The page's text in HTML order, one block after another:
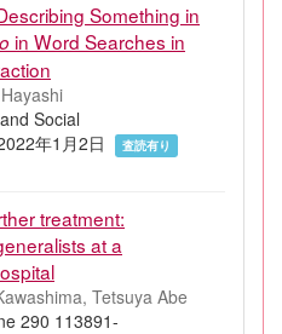
Something in
in Word Searches in
Social
年1月2日
査読有り
treatment:
at a
Tetsuya Abe
290 113891-